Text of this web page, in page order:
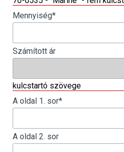
Mennyiség*
Számított ár
kulcstartó szövege
A oldal 1. sor*
A oldal 2. sor